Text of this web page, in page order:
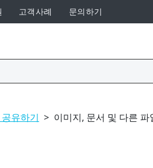
고객사례 문의하기
유하기 > 이미지, 문서 및 다른 파